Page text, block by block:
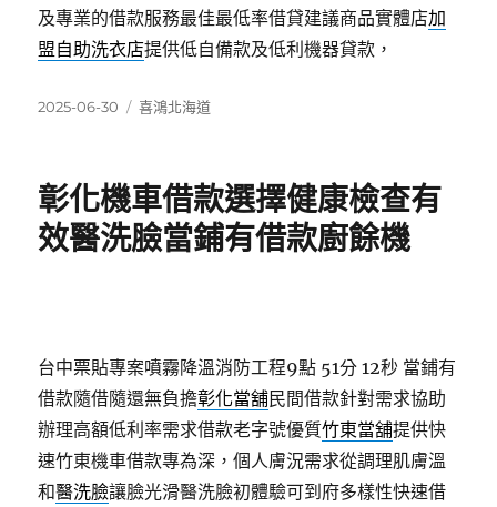
及專業的借款服務最佳最低率借貸建議商品實體店加
盟自助洗衣店提供低自備款及低利機器貸款，
發
2025-06-30
分
喜鴻北海道
彰化機車借款選擇健康檢查有
效醫洗臉當鋪有借款廚餘機
台中票貼專案噴霧降溫消防工程9點 51分 12秒 當鋪有
借款隨借隨還無負擔彰化當舖民間借款針對需求協助
辦理高額低利率需求借款老字號優質竹東當舖提供快
速竹東機車借款專為深，個人膚況需求從調理肌膚溫
和醫洗臉讓臉光滑醫洗臉初體驗可到府多樣性快速借